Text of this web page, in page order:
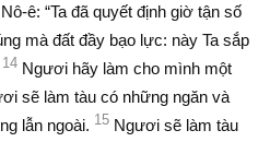
ê: “Ta đã quyết định giờ tận số
mà đất đầy bạo lực: này Ta sắp
14 Ngươi hãy làm cho mình một
sẽ làm tàu có những ngăn và
lẫn ngoài. 15 Ngươi sẽ làm tàu